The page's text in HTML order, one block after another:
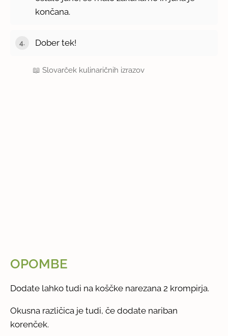
končana.
Dober tek!
📖Slovarček kulinaričnih izrazov
OPOMBE
Dodate lahko tudi na koščke narezana 2 krompirja.
Okusna različica je tudi, če dodate nariban
korenček.